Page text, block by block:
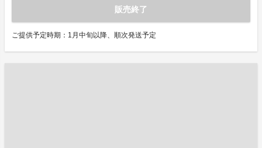
販売終了
ご提供予定時期：1月中旬以降、順次発送予定